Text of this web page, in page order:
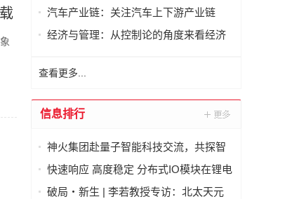
家及人才需求资讯
汽车产业链：关注汽车上下游产业链
经济与管理：从控制论的角度来看经济
查看更多...
信息排行
神火集团赴量子智能科技交流，共探智
能化矿山新未来
快速响应 高度稳定 分布式IO模块在锂电
池制造的优势揭秘 | 支持Modbus、
破局・新生 | 李若教授专访：北太天元